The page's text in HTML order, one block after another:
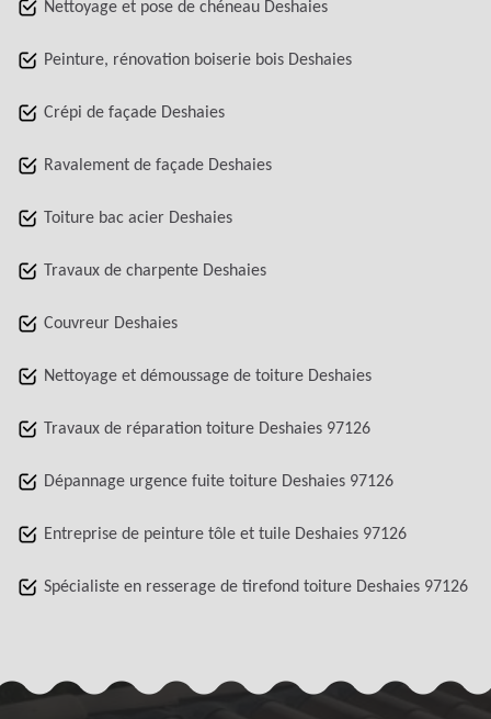
Nettoyage et pose de chéneau Deshaies
Peinture, rénovation boiserie bois Deshaies
Crépi de façade Deshaies
Ravalement de façade Deshaies
Toiture bac acier Deshaies
Travaux de charpente Deshaies
Couvreur Deshaies
Nettoyage et démoussage de toiture Deshaies
Travaux de réparation toiture Deshaies 97126
Dépannage urgence fuite toiture Deshaies 97126
Entreprise de peinture tôle et tuile Deshaies 97126
Spécialiste en resserage de tirefond toiture Deshaies 97126